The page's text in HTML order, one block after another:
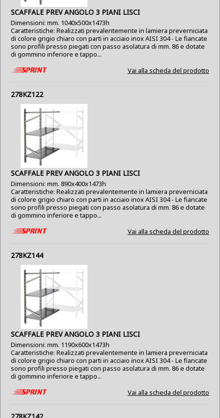
SCAFFALE PREV ANGOLO 3 PIANI LISCI
Dimensioni: mm. 1040x500x1473h
Caratteristiche: Realizzati prevalentemente in lamiera preverniciata
di colore grigio chiaro con parti in acciaio inox AISI 304 - Le fiancate
sono profili presso piegati con passo asolatura di mm. 86 e dotate
di gommino inferiore e tappo...
Vai alla scheda del prodotto
278KZ122
SCAFFALE PREV ANGOLO 3 PIANI LISCI
Dimensioni: mm. 890x400x1473h
Caratteristiche: Realizzati prevalentemente in lamiera preverniciata
di colore grigio chiaro con parti in acciaio inox AISI 304 - Le fiancate
sono profili presso piegati con passo asolatura di mm. 86 e dotate
di gommino inferiore e tappo...
Vai alla scheda del prodotto
278KZ144
SCAFFALE PREV ANGOLO 3 PIANI LISCI
Dimensioni: mm. 1190x600x1473h
Caratteristiche: Realizzati prevalentemente in lamiera preverniciata
di colore grigio chiaro con parti in acciaio inox AISI 304 - Le fiancate
sono profili presso piegati con passo asolatura di mm. 86 e dotate
di gommino inferiore e tappo...
Vai alla scheda del prodotto